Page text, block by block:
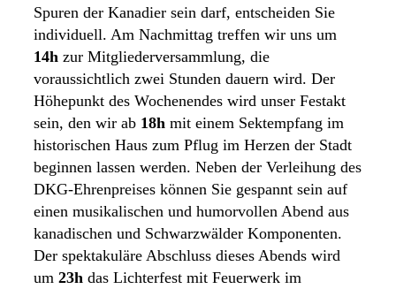
Spuren der Kanadier sein darf, entscheiden Sie
individuell. Am Nachmittag treffen wir uns um
14h zur Mitgliederversammlung, die
voraussichtlich zwei Stunden dauern wird. Der
Höhepunkt des Wochenendes wird unser Festakt
sein, den wir ab 18h mit einem Sektempfang im
historischen Haus zum Pflug im Herzen der Stadt
beginnen lassen werden. Neben der Verleihung des
DKG-Ehrenpreises können Sie gespannt sein auf
einen musikalischen und humorvollen Abend aus
kanadischen und Schwarzwälder Komponenten.
Der spektakuläre Abschluss dieses Abends wird
um 23h das Lichterfest mit Feuerwerk im